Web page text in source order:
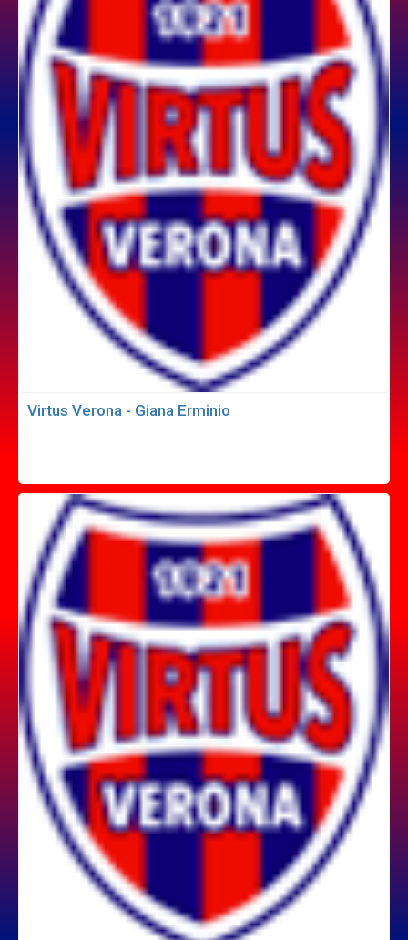
Virtus Verona - Giana Erminio